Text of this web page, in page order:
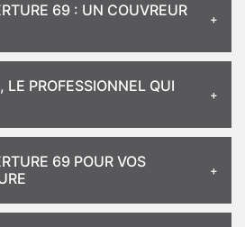
69 : UN COUVREUR
PROFESSIONNEL QUI
69 POUR VOS